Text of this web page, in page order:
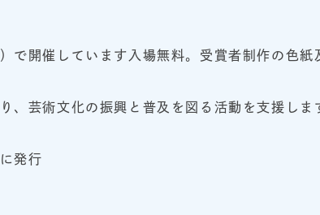
で開催しています入場無料。受賞者制作の色紙
、芸術文化の振興と普及を図る活動を支援しま
発行